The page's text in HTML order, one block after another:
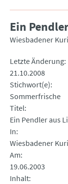
Ein
Wiesbadener
Letzte Änderung
21.10.2008
Stichwort(e)
Sommerfrische
Titel
Ein Pendler aus
In
Wiesbadener
Am
19.06.2003
Inhalt